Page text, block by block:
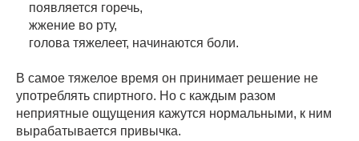
появляется горечь,
жжение во рту,
голова тяжелеет, начинаются боли.
В самое тяжелое время он принимает решение не
употреблять спиртного. Но с каждым разом
неприятные ощущения кажутся нормальными, к ним
вырабатывается привычка.